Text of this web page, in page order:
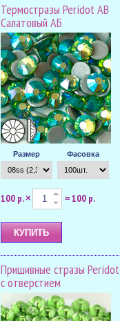
Термостразы Peridot AB
Салатовый АБ
Размер Фасовка
100 р.× = 100 р.
Пришивные стразы Peridot
с отверстием